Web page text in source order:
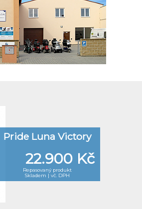
Pride Luna Victory
22.900 Kč
Repasovaný produkt
Skladem | vč. DPH